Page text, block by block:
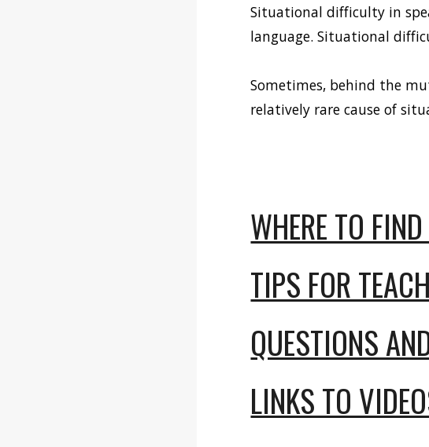
Situational difficulty in
language. Situational
Sometimes, behind the
relatively rare cause of
WHERE TO
TIPS FOR
QUESTIONS
LINKS TO